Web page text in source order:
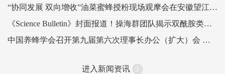
“协同发展 双向增收”油菜蜜蜂授粉现场观摩会在安徽望江举办
《Science Bulletin》封面报道！操海群团队揭示双酰胺类杀虫剂影响蜜蜂蜂王生殖
中国养蜂学会召开第九届第六次理事长办公（扩大）会 锚定“十五五” 谋划蜂业高质量发展
进入新闻资讯